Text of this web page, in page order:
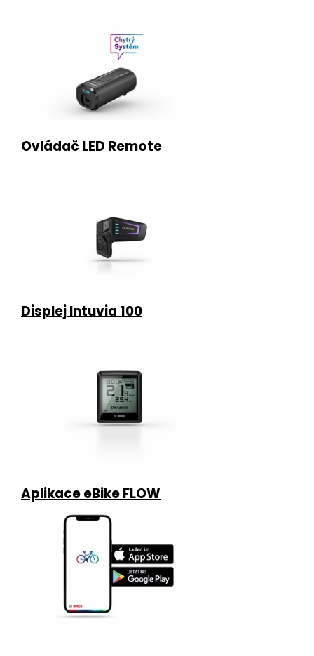
Ovládač LED Remote
Displej Intuvia 100
Aplikace eBike FLOW